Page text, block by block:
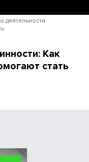
деятельности
Как
стать